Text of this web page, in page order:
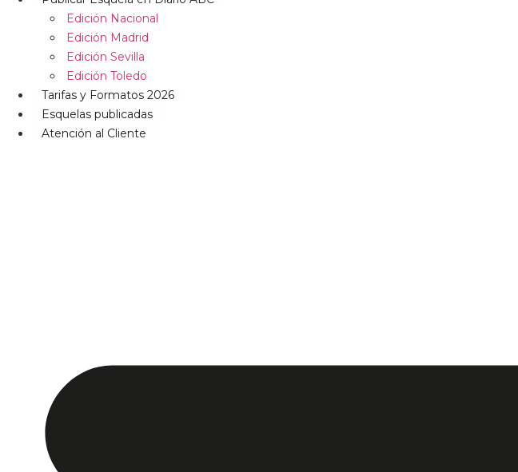
Edición Nacional
Edición Madrid
Edición Sevilla
Edición Toledo
Tarifas y Formatos 2026
Esquelas publicadas
Atención al Cliente